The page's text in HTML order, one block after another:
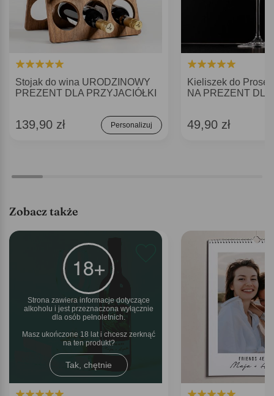
Stojak do wina URODZINOWY
PREZENT DLA PRZYJACIÓŁKI
139,90 zł Personalizuj
Kieliszek do
NA PREZENT
49,90 zł
Zobacz także
Strona zawiera informacje dotyczące
alkoholu i jest przeznaczona wyłącznie
dla osób pełnoletnich.
Masz ukończone 18 lat i chcesz zerknąć
na ten produkt
Tak, chętnie